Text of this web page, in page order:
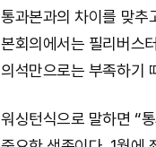
통과본과의 차이를 맞추
본회의에서는 필리버스
의석만으로는 부족하기
워싱턴식으로 말하면 “